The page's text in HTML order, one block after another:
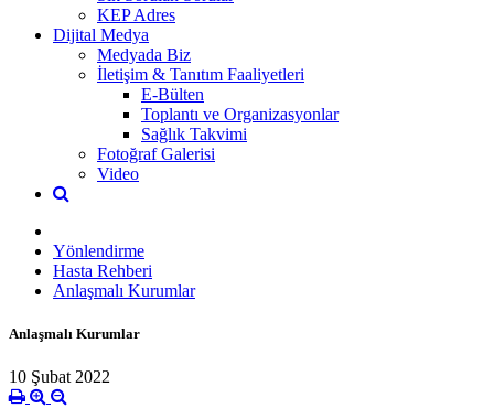
KEP Adres
Dijital Medya
Medyada Biz
İletişim & Tanıtım Faaliyetleri
E-Bülten
Toplantı ve Organizasyonlar
Sağlık Takvimi
Fotoğraf Galerisi
Video
Yönlendirme
Hasta Rehberi
Anlaşmalı Kurumlar
Anlaşmalı Kurumlar
10 Şubat 2022